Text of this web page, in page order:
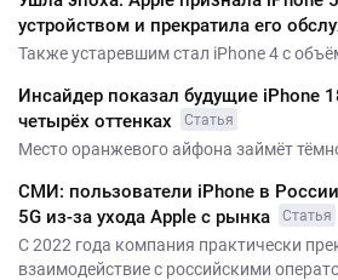
устройством и прекратила его
Также устаревшим стал iPhone 4 с
Инсайдер показал будущие iPhone
четырёх оттенках
Статья
Место оранжевого айфона займёт
СМИ: пользователи iPhone в России
5G из-за ухода Apple с рынка
Статья
С 2022 года компания практически
взаимодействие с российскими